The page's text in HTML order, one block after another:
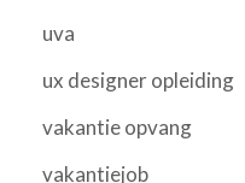
uva
ux designer opleiding
vakantie opvang
vakantiejob